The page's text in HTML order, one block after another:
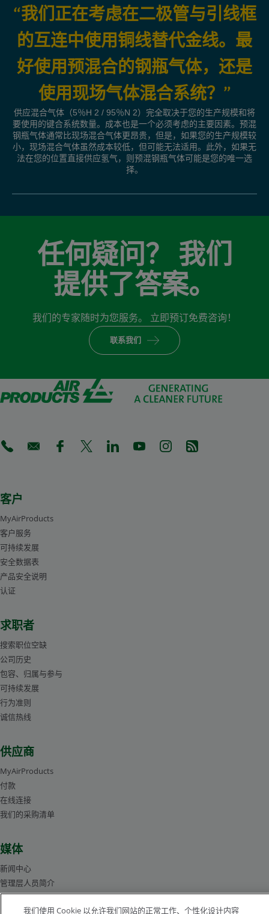
“我们正在考虑在二极管与引线框
的互连中使用铜线替代金线。最
好使用预混合的钢瓶气体，还是
使用现场气体混合系统？”
供应混合气体（5％H 2 / 95％N 2）完全取决于您的生产规模和将
要使用的键合系统数量。成本也是一个必须考虑的主要因素。预混
钢瓶气体通常比现场混合气体更昂贵，但是，如果您的生产规模较
小，现场混合气体虽然成本较低，但可能无法适用。此外，如果无
法在您的位置直接供应氢气，则预混钢瓶气体可能是您的唯一选
择。
任何疑问？ 我们
提供了答案。
我们的专家随时为您服务。 立即预订免费咨询！
联系我们
(Opens in a new tab)
(Opens in a new tab)
(Opens in a new tab)
(Opens in a new tab)
(Opens in a new tab)
(Opens in a new tab)
(Opens in a new tab)
(Opens in a new
客户
MyAirProducts
客户服务
可持续发展
安全数据表
产品安全说明
认证
求职者
搜索职位空缺
公司历史
包容、归属与参与
可持续发展
行为准则
诚信热线
供应商
MyAirProducts
付款
在线连接
我们的采购清单
媒体
新闻中心
管理层人员简介
图片库
我们使用 Cookie 以允许我们网站的正常工作、个性化设计内容